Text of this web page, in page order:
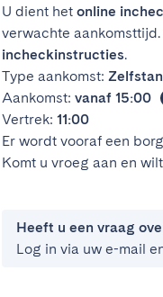
U dient het online
verwachte
incheckinstructies.
Type aankomst:
Aankomst: vanaf 15:00
Vertrek: 11:00
Er wordt vooraf een
Komt u vroeg aan en
Heeft u een vraag
Log in via uw e-mail